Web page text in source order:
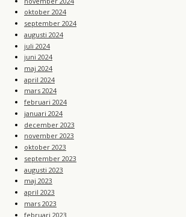
oktober 2024
september 2024
augusti 2024
juli 2024
juni 2024
maj 2024
april 2024
mars 2024
februari 2024
januari 2024
december 2023
november 2023
oktober 2023
september 2023
augusti 2023
maj 2023
april 2023
mars 2023
februari 2023